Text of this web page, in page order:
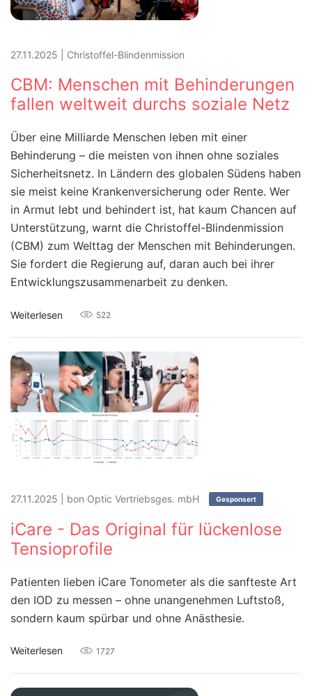
27.11.2025 Christoffel-Blindenmission
CBM: Menschen mit Behinderungen
fallen weltweit durchs soziale Netz
Über eine Milliarde Menschen leben mit einer
Behinderung – die meisten von ihnen ohne soziales
Sicherheitsnetz. In Ländern des globalen Südens haben
sie meist keine Krankenversicherung oder Rente. Wer
in Armut lebt und behindert ist, hat kaum Chancen auf
Unterstützung, warnt die Christoffel-Blindenmission
(CBM) zum Welttag der Menschen mit Behinderungen.
Sie fordert die Regierung auf, daran auch bei ihrer
Entwicklungszusammenarbeit zu denken.
Weiterlesen 522
27.11.2025 bon Optic Vertriebsges. mbH Gesponsert
iCare - Das Original für lückenlose
Tensioprofile
Patienten lieben iCare Tonometer als die sanfteste Art
den IOD zu messen – ohne unangenehmen Luftstoß,
sondern kaum spürbar und ohne Anästhesie.
Weiterlesen 1727